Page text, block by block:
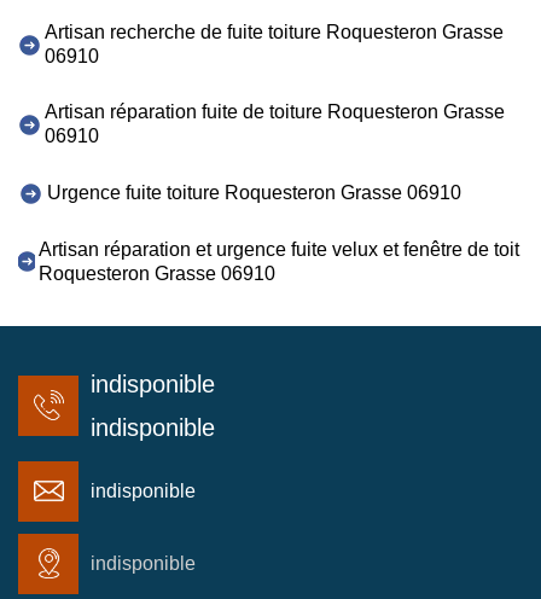
Artisan recherche de fuite toiture Roquesteron Grasse
06910
Artisan réparation fuite de toiture Roquesteron Grasse
06910
Urgence fuite toiture Roquesteron Grasse 06910
Artisan réparation et urgence fuite velux et fenêtre de toit
Roquesteron Grasse 06910
indisponible
indisponible
indisponible
indisponible